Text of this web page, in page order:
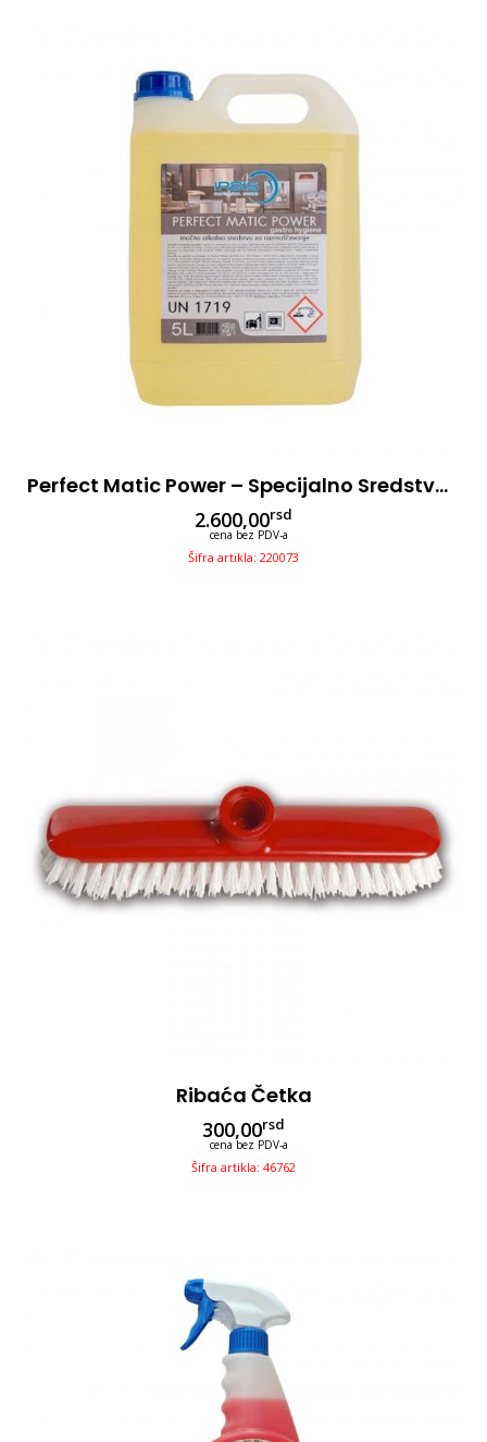
Perfect Matic Power – Specijalno Sredstvo Za Čišćenje 5L
2.600,00rsd
cena bez PDV-a
Šifra artikla: 220073
Ribaća Četka
300,00rsd
cena bez PDV-a
Šifra artikla: 46762